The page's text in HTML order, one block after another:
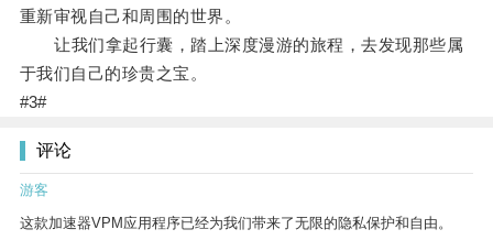
重新审视自己和周围的世界。
让我们拿起行囊，踏上深度漫游的旅程，去发现那些属
于我们自己的珍贵之宝。
#3#
评论
游客
这款加速器VPM应用程序已经为我们带来了无限的隐私保护和自由。